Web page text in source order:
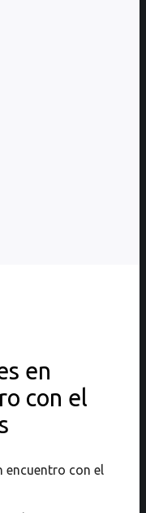
en
con el
encuentro con el